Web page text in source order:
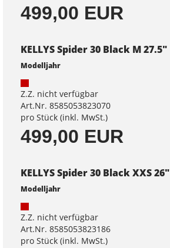
499,00 EUR
KELLYS Spider 30 Black M 27.5"
Modelljahr
Z.Z. nicht verfügbar
Art.Nr. 8585053823070
pro Stück (inkl. MwSt.)
499,00 EUR
KELLYS Spider 30 Black XXS 26"
Modelljahr
Z.Z. nicht verfügbar
Art.Nr. 8585053823186
pro Stück (inkl. MwSt.)